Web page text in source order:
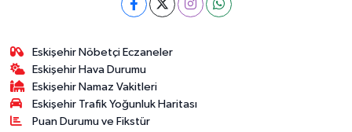
Eskişehir Nöbetçi Eczaneler
Eskişehir Hava Durumu
Eskişehir Namaz Vakitleri
Eskişehir Trafik Yoğunluk Haritası
Puan Durumu ve Fikstür